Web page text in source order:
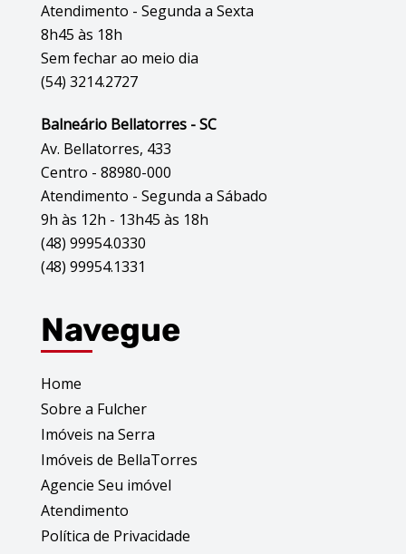
Atendimento - Segunda a Sexta
8h45 às 18h
Sem fechar ao meio dia
(54) 3214.2727
Balneário Bellatorres - SC
Av. Bellatorres, 433
Centro - 88980-000
Atendimento - Segunda a Sábado
9h às 12h - 13h45 às 18h
(48) 99954.0330
(48) 99954.1331
Navegue
Home
Sobre a Fulcher
Imóveis na Serra
Imóveis de BellaTorres
Agencie Seu imóvel
Atendimento
Política de Privacidade